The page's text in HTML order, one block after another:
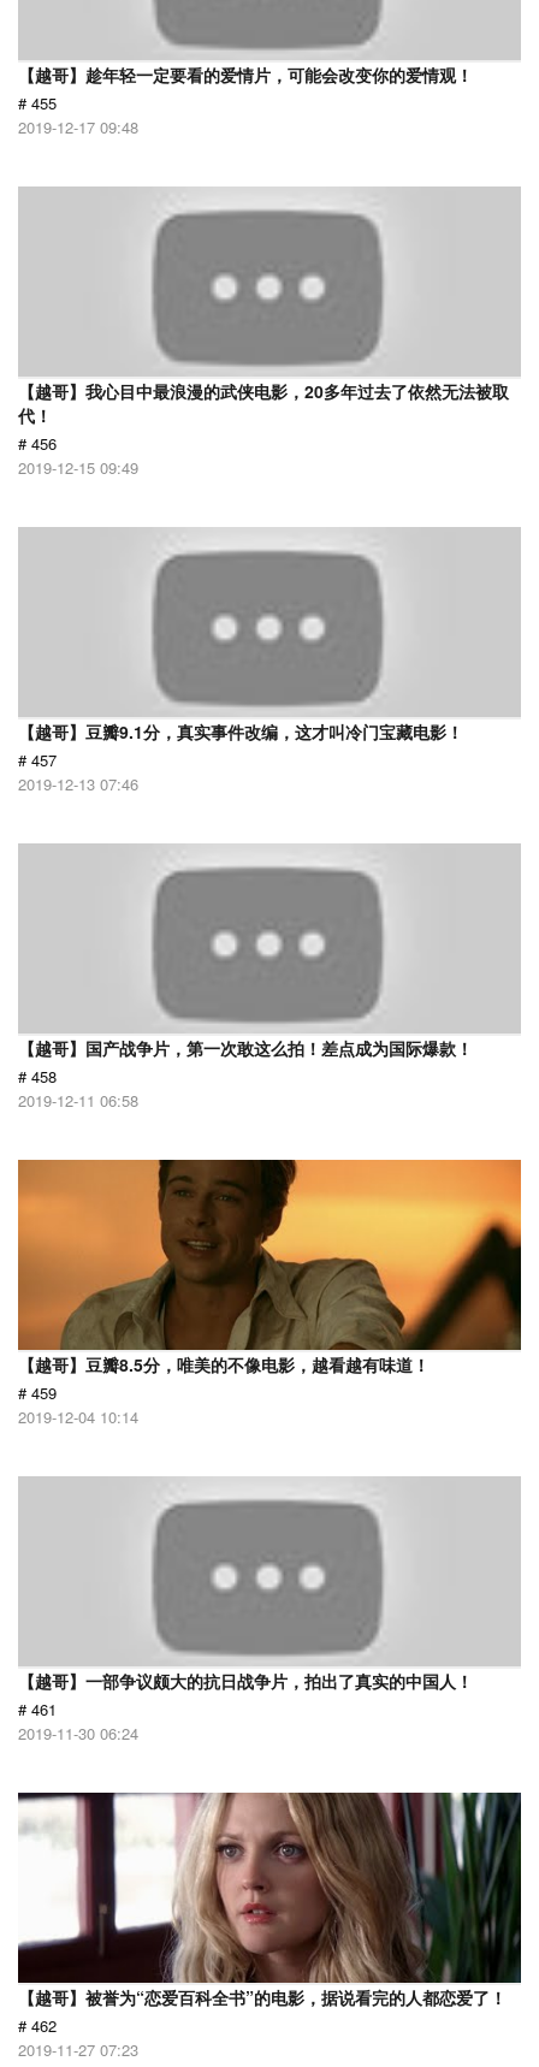
【越哥】趁年轻一定要看的爱情片，可能会改变你的爱情观！
# 455
2019-12-17 09:48
【越哥】我心目中最浪漫的武侠电影，20多年过去了依然无法被取
代！
# 456
2019-12-15 09:49
【越哥】豆瓣9.1分，真实事件改编，这才叫冷门宝藏电影！
# 457
2019-12-13 07:46
【越哥】国产战争片，第一次敢这么拍！差点成为国际爆款！
# 458
2019-12-11 06:58
【越哥】豆瓣8.5分，唯美的不像电影，越看越有味道！
# 459
2019-12-04 10:14
【越哥】一部争议颇大的抗日战争片，拍出了真实的中国人！
# 461
2019-11-30 06:24
【越哥】被誉为“恋爱百科全书”的电影，据说看完的人都恋爱了！
# 462
2019-11-27 07:23